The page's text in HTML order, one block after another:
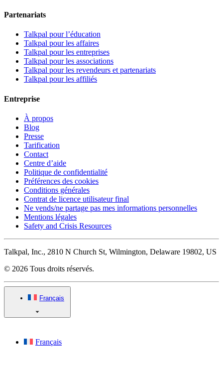
Partenariats
Talkpal pour l’éducation
Talkpal pour les affaires
Talkpal pour les entreprises
Talkpal pour les associations
Talkpal pour les revendeurs et partenariats
Talkpal pour les affiliés
Entreprise
À propos
Blog
Presse
Tarification
Contact
Centre d’aide
Politique de confidentialité
Préférences des cookies
Conditions générales
Contrat de licence utilisateur final
Ne vends/ne partage pas mes informations personnelles
Mentions légales
Safety and Crisis Resources
Talkpal, Inc., 2810 N Church St, Wilmington, Delaware 19802, US
© 2026 Tous droits réservés.
Français
Français